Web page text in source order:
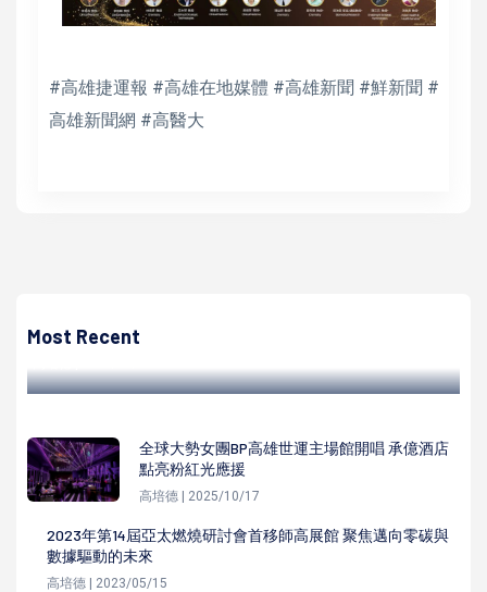
#高雄捷運報 #高雄在地媒體 #高雄新聞 #鮮新聞 #
高雄新聞網 #高醫大
Most Recent
失能失智長者
全球大勢女團BP高雄世運主場館開唱 承億酒店
點亮粉紅光應援
高培德 | 2025/10/17
2023年第14屆亞太燃燒研討會首移師高展館 聚焦邁向零碳與
數據驅動的未來
高培德 | 2023/05/15